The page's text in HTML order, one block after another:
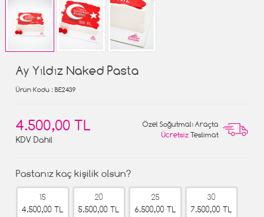
Ay Yıldız Naked Pasta
Ürün Kodu : BE2439
4.500,00 TL
KDV Dahil
Özel Soğutmalı Araçta
Ücretsiz Teslimat
Pastanız kaç kişilik olsun?
15
4.500,00 TL
20
5.500,00 TL
25
6.500,00 TL
30
7.500,00 TL